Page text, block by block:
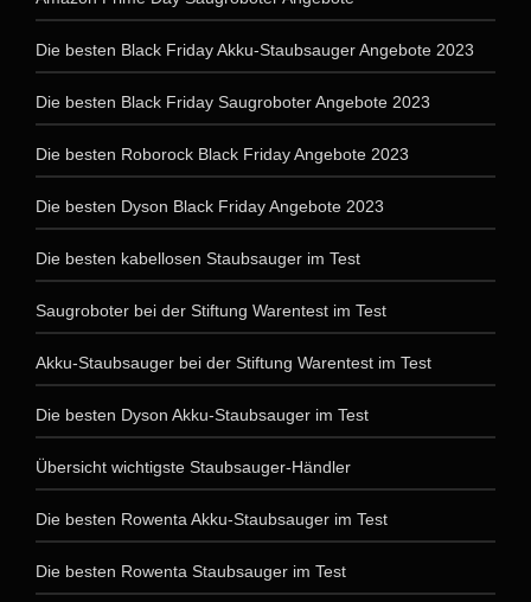
Die besten Black Friday Akku-Staubsauger Angebote 2023
Die besten Black Friday Saugroboter Angebote 2023
Die besten Roborock Black Friday Angebote 2023
Die besten Dyson Black Friday Angebote 2023
Die besten kabellosen Staubsauger im Test
Saugroboter bei der Stiftung Warentest im Test
Akku-Staubsauger bei der Stiftung Warentest im Test
Die besten Dyson Akku-Staubsauger im Test
Übersicht wichtigste Staubsauger-Händler
Die besten Rowenta Akku-Staubsauger im Test
Die besten Rowenta Staubsauger im Test